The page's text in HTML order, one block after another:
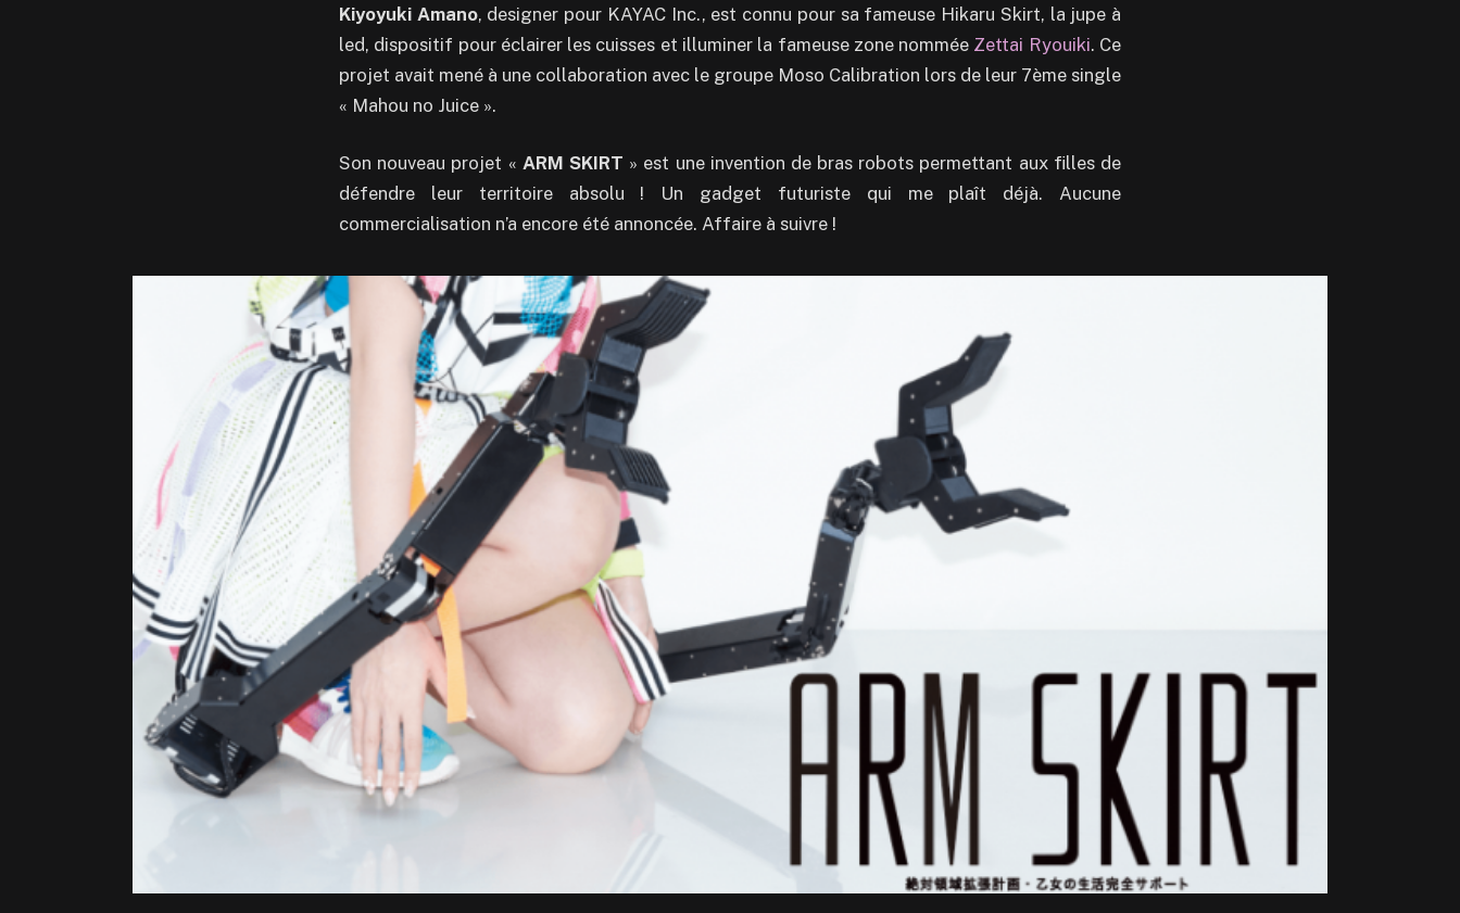
Kiyoyuki Amano, designer pour KAYAC Inc., est connu pour sa fameuse Hikaru Skirt, la jupe à
led, dispositif pour éclairerles cuisses et illuminer la fameuse zone nommée Zettai Ryouiki. Ce
projet avait mené à une collaboration avec le groupe Moso Calibration lors de leur 7ème single
« Mahou no Juice ».
Son nouveau projet « ARM SKIRT » est une invention de bras robots permettant aux filles de
défendre leur territoire absolu ! Un gadget futuriste qui me plaît déjà. Aucune
commercialisation n’a encore été annoncée. Affaire à suivre !